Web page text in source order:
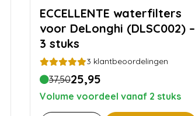
ECCELLENTE waterfilters
voor DeLonghi (DLSC002) –
3 stuks
3 klantbeoordelingen
37,5025,95
Volume voordeel vanaf 2 stuks